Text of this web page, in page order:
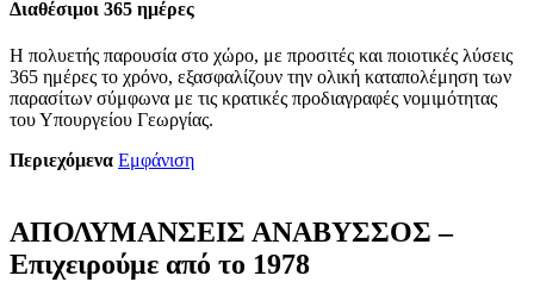
Διαθέσιμοι 365 ημέρες
Η πολυετής παρουσία στο χώρο, με προσιτές και ποιοτικές λύσεις
365 ημέρες το χρόνο, εξασφαλίζουν την ολική καταπολέμηση των
παρασίτων σύμφωνα με τις κρατικές προδιαγραφές νομιμότητας
του Υπουργείου Γεωργίας.
Περιεχόμενα Εμφάνιση
ΑΠΟΛΥΜΑΝΣΕΙΣ ΑΝΑΒΥΣΣΟΣ –
Επιχειρούμε από το 1978